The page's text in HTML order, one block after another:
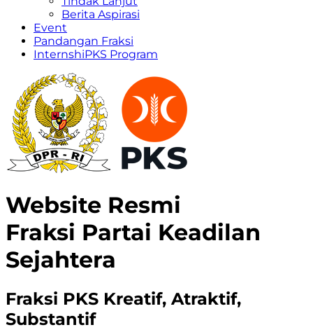
Berita Aspirasi
Event
Pandangan Fraksi
InternshiPKS Program
Website Resmi
Fraksi Partai Keadilan
Sejahtera
Fraksi PKS Kreatif, Atraktif,
Substantif